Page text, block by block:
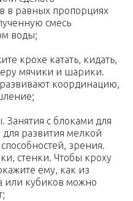
в равных пропорциях
смесь
воды;
крохе катать, кидать,
мячики и шарики.
координацию,
Занятия с блоками для
для развития мелкой
зрения.
стенки. Чтобы кроху
ему, как из
или кубиков можно